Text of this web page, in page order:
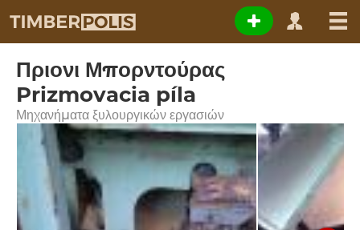
Πριονι Μπορντούρας
Prizmovacia píla
Μηχανήματα ξυλουργικών εργασιών